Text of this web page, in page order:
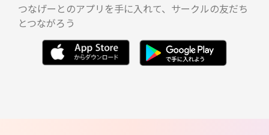
つなげーとのアプリを手に入れて、サークルの友だち
とつながろう